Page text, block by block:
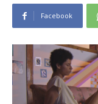
Facebook